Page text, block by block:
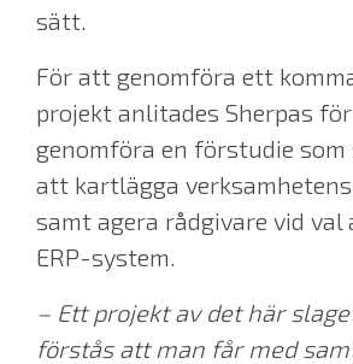
sätt.
För att genomföra ett
projekt anlitades Sherpas
genomföra en förstudie
att kartlägga
samt agera rådgivare vid
ERP-system.
– Ett projekt av det här
förstås att man får med